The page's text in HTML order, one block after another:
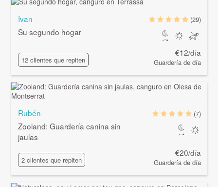
Ivan
Su segundo hogar
12 clientes que repiten
(29)
€12/día
Guardería de día
Rubén
Zooland: Guardería canina sin
jaulas
2 clientes que repiten
(7)
€20/día
Guardería de día